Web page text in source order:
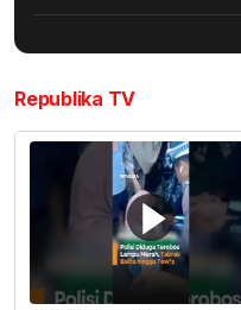
Republika TV